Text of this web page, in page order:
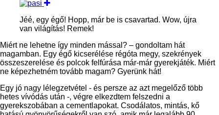
Jéé, egy égő! Hopp, már be is csavartad. Wow, újra
van világítás! Remek!
Miért ne lehetne így minden mással? – gondoltam hát
magamban. Egy égő kicserélése régóta megy, szekrények
összeszerelése és polcok felfúrása már-már gyerekjáték. Miért
ne képezhetném tovább magam? Gyerünk hát!
Egy jó nagy lélegzetvétel - és persze az azt megelőző több
hetes vívódás után -, végre elkezdtem felszedni a
gyerekszobában a cementlapokat. Csodálatos, mintás, kő